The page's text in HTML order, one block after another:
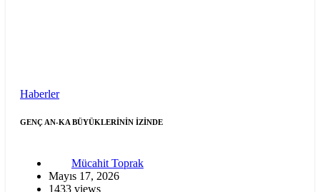
Haberler
GENÇ AN-KA BÜYÜKLERİNİN İZİNDE
Mücahit Toprak
Mayıs 17, 2026
1433 views